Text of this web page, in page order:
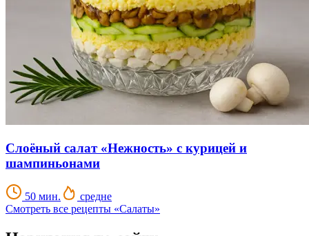
Слоёный салат «Нежность» с курицей и
шампиньонами
50 мин.
средне
Смотреть все рецепты «Салаты»